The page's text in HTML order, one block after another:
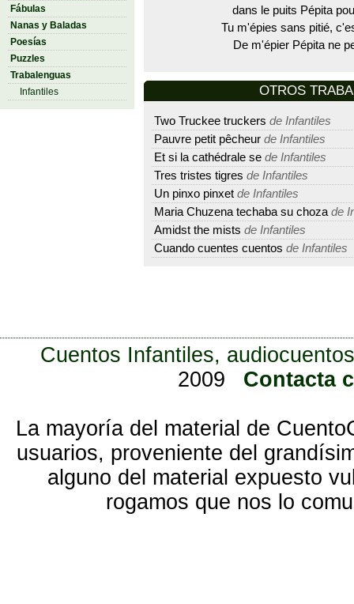
Fábulas
Nanas y Baladas
Poesías
Puzzles
Trabalenguas
Infantiles
dans le puits Pépita
Tu m'épies sans pitié,
De m'épier Pépita ne
OTROS
Two Truckee truckers de Infantiles
Pauvre petit pêcheur de Infantiles
Et si la cathédrale se de Infantiles
Tres tristes tigres de Infantiles
Un pinxo pinxet de Infantiles
Maria Chuzena techaba su choza de
Amidst the mists de Infantiles
Cuando cuentes cuentos de Infantiles
Cuentos Infantiles,
2009
Contacta
La mayoría del material de
usuarios, proveniente del
alguno del material expuesto
rogamos que nos lo